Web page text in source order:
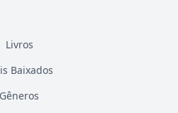
Livros
Baixados
Gêneros